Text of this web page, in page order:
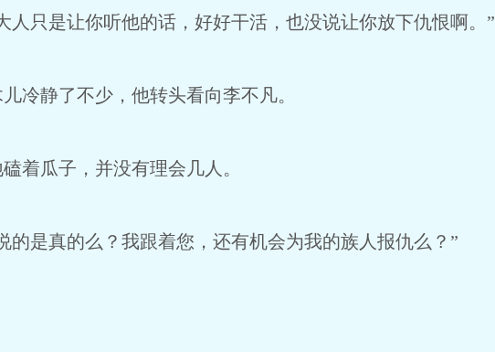
人只是让你听他的话，好好干活，也没说让你放下仇恨啊。”
冷静了不少，他转头看向李不凡。
着瓜子，并没有理会几人。
的是真的么？我跟着您，还有机会为我的族人报仇么？”